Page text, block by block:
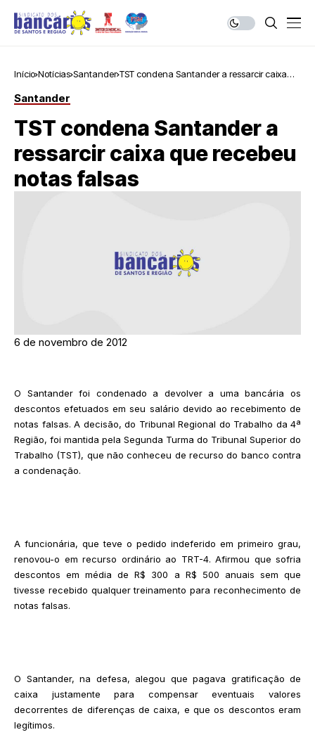
Início Notícias Santander TST condena Santander a ressarcir caixa
Santander
TST condena Santander a
ressarcir caixa que recebeu
notas falsas
6 de novembro de 2012
O Santander foi condenado a devolver a uma bancária os
descontos efetuados em seu salário devido ao recebimento de
notas falsas. A decisão, do Tribunal Regional do Trabalho da 4ª
Região, foi mantida pela Segunda Turma do Tribunal Superior do
Trabalho (TST), que não conheceu de recurso do banco contra
a condenação.
A funcionária, que teve o pedido indeferido em primeiro grau,
renovou-o em recurso ordinário ao TRT-4. Afirmou que sofria
descontos em média de R$ 300 a R$ 500 anuais sem que
tivesse recebido qualquer treinamento para reconhecimento de
notas falsas.
O Santander, na defesa, alegou que pagava gratificação de
caixa justamente para compensar eventuais valores
decorrentes de diferenças de caixa, e que os descontos eram
legítimos.